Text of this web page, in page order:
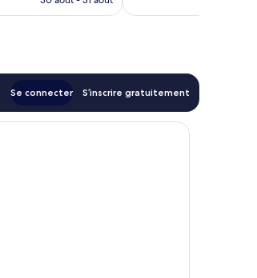
Se connecter S’inscrire gratuitement